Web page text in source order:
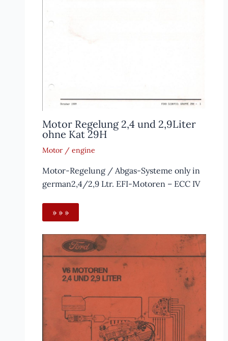
Motor Regelung 2,4 und 2,9Liter
ohne Kat 29H
Motor / engine
Motor-Regelung / Abgas-Systeme only in
german2,4/2,9 Ltr. EFI-Motoren – ECC IV
» » »